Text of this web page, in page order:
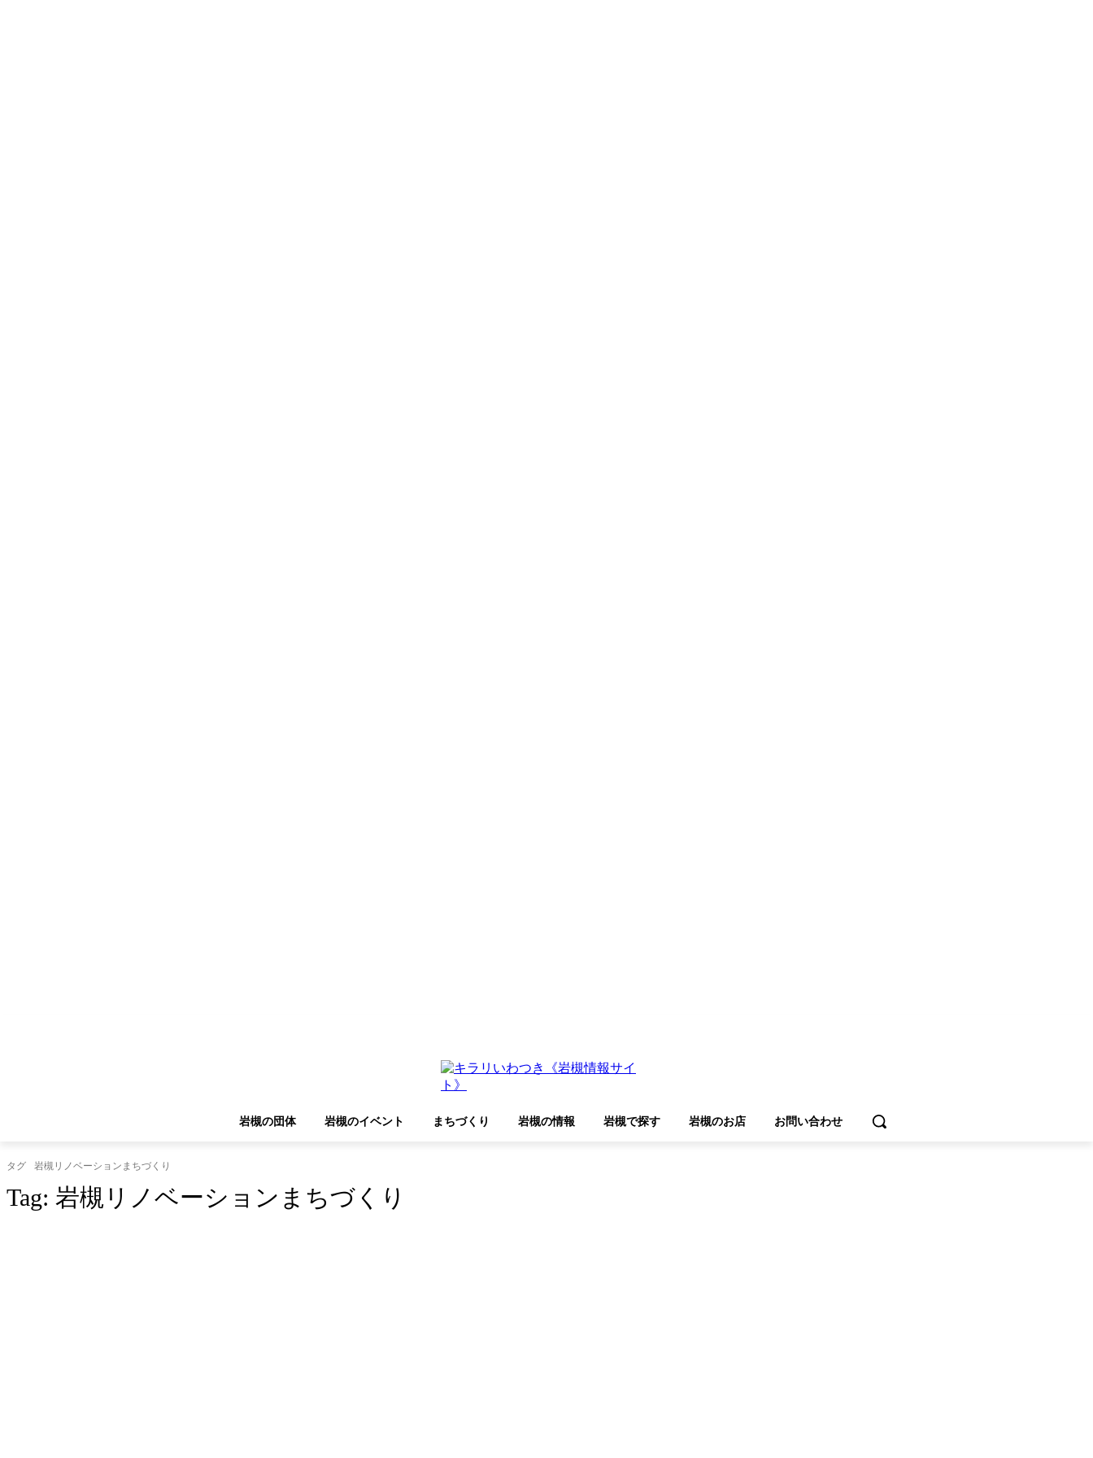
岩槻の団体 岩槻のイベント まちづくり 岩槻の情報 岩槻で探す 岩槻のお店 お問い合わせ
タグ 岩槻リノベーションまちづくり
Tag: 岩槻リノベーションまちづくり